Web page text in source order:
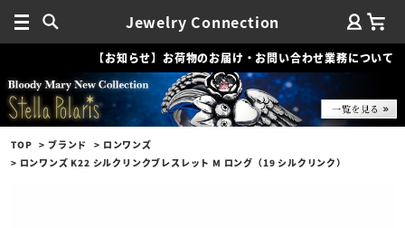
Jewelry Connection
【お知らせ】お荷物のお届け・お問い合わせ業務について
TOP ブランド
ロンワンズ
ロンワンズ K22 シルクリンクブレスレット M ロング（19 シルクリンク）